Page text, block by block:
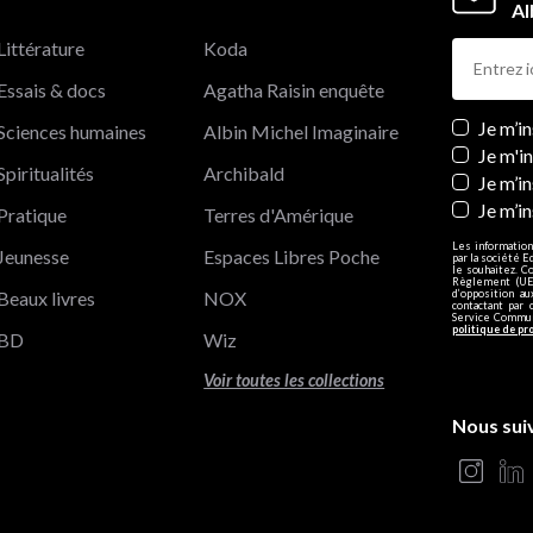
Je
Je
Je
Je
Les
par la société
le souhaitez.
Règlement
d’opposition
contactant par
Service
politique de
& docs
humaines
Jeunesse
livres
Koda
Agatha Raisin enquête
Albin Michel Imaginaire
Archibald
Terres d'Amérique
Espaces Libres Poche
NOX
Wiz
Voir toutes les collections
Nous